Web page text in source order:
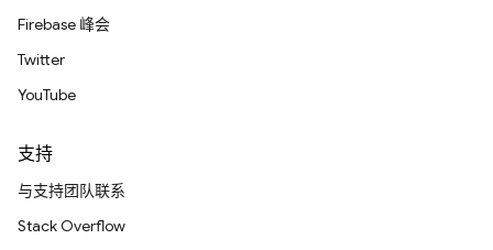
Firebase 峰会
Twitter
YouTube
支持
与支持团队联系
Stack Overflow